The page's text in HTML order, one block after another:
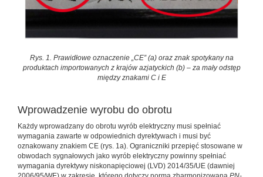
Rys. 1. Prawidłowe oznaczenie „CE” (a) oraz znak spotykany na
produktach importowanych z krajów azjatyckich (b) – za mały odstęp
między znakami C i E
Wprowadzenie wyrobu do obrotu
Każdy wprowadzany do obrotu wyrób elektryczny musi spełniać
wymagania zawarte w odpowiednich dyrektywach i musi być
oznakowany znakiem CE (rys. 1a). Ograniczniki przepięć stosowane w
obwodach sygnałowych jako wyrób elektryczny powinny spełniać
wymagania dyrektywy niskonapięciowej (LVD) 2014/35/UE (dawniej